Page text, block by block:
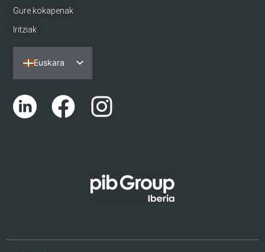
Gure kokapenak
Iritziak
Euskara
Español
Português